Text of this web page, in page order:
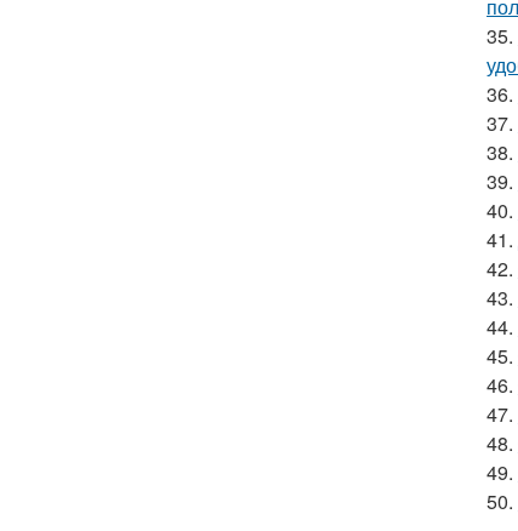
35.
36.
37.
38.
39.
40.
41.
42.
43.
44.
45.
46.
47.
48.
49.
50.